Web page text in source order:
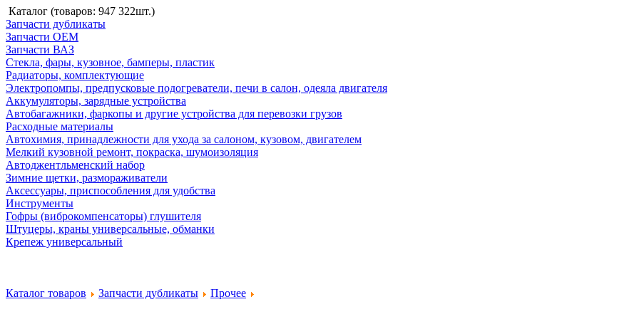
Каталог (товаров: 947 322шт.)
Запчасти дубликаты
Запчасти ОЕМ
Запчасти ВАЗ
Стекла, фары, кузовное, бамперы, пластик
Радиаторы, комплектующие
Электропомпы, предпусковые подогреватели, печи в салон, одеяла двигателя
Аккумуляторы, зарядные устройства
Автобагажники, фаркопы и другие устройства для перевозки грузов
Расходные материалы
Автохимия, принадлежности для ухода за салоном, кузовом, двигателем
Мелкий кузовной ремонт, покраска, шумоизоляция
Автоджентльменский набор
Зимние щетки, размораживатели
Аксессуары, приспособления для удобства
Инструменты
Гофры (виброкомпенсаторы) глушителя
Штуцеры, краны универсальные, обманки
Крепеж универсальный
Каталог товаров Запчасти дубликаты Прочее